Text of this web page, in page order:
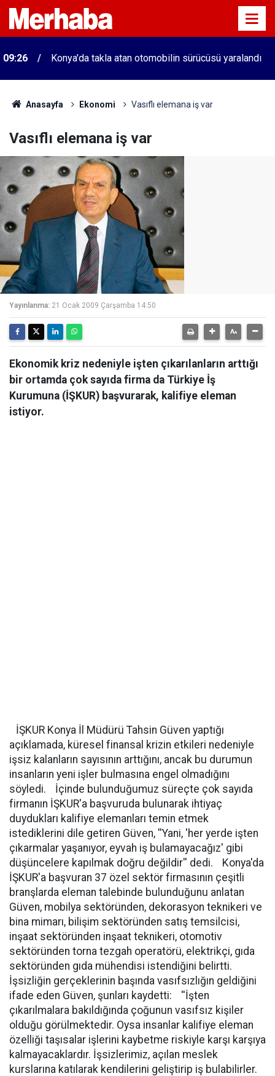
09:26 Konya'da takla atan otomobilin sürücüsü yaralandı
Anasayfa Ekonomi Vasıflı elemana iş var
Vasıflı elemana iş var
Yayınlanma: 21 Ocak 2009 Çarşamba 14:50
Ekonomik kriz nedeniyle işten çıkarılanların arttığı
bir ortamda çok sayıda firma da Türkiye İş
Kurumuna (İŞKUR) başvurarak, kalifiye eleman
istiyor.
İŞKUR Konya İl Müdürü Tahsin Güven yaptığı
açıklamada, küresel finansal krizin etkileri nedeniyle
işsiz kalanların sayısının arttığını, ancak bu durumun
insanların yeni işler bulmasına engel olmadığını
söyledi. İçinde bulunduğumuz süreçte çok sayıda
firmanın İŞKUR'a başvuruda bulunarak ihtiyaç
duydukları kalifiye elemanları temin etmek
istediklerini dile getiren Güven, ''Yani, 'her yerde işten
çıkarmalar yaşanıyor, eyvah iş bulamayacağız' gibi
düşüncelere kapılmak doğru değildir'' dedi. Konya'da
İŞKUR'a başvuran 37 özel sektör firmasının çeşitli
branşlarda eleman talebinde bulunduğunu anlatan
Güven, mobilya sektöründen, dekorasyon teknikeri ve
bina mimarı, bilişim sektöründen satış temsilcisi,
inşaat sektöründen inşaat teknikeri, otomotiv
sektöründen torna tezgah operatörü, elektrikçi, gıda
sektöründen gıda mühendisi istendiğini belirtti.
İşsizliğin gerçeklerinin başında vasıfsızlığın geldiğini
ifade eden Güven, şunları kaydetti: ''İşten
çıkarılmalara bakıldığında çoğunun vasıfsız kişiler
olduğu görülmektedir. Oysa insanlar kalifiye eleman
özelliği taşısalar işlerini kaybetme riskiyle karşı karşıya
kalmayacaklardır. İşsizlerimiz, açılan meslek
kurslarına katılarak kendilerini geliştirip iş bulabilirler.